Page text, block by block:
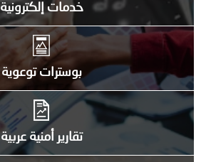
خدمات إلكترونية
بوسترات توعوية
تقارير أمنية عربية